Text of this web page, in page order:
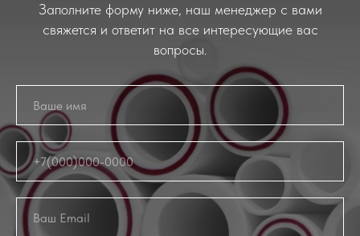
Заполните форму ниже, наш менеджер с вами
свяжется и ответит на все интересующие вас
вопросы.